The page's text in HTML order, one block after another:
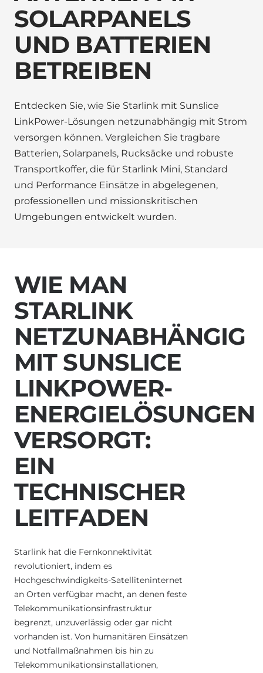
SOLARPANELS
UND BATTERIEN
BETREIBEN
Entdecken Sie, wie Sie Starlink mit Sunslice
LinkPower-Lösungen netzunabhängig mit Strom
versorgen können. Vergleichen Sie tragbare
Batterien, Solarpanels, Rucksäcke und robuste
Transportkoffer, die für Starlink Mini, Standard
und Performance Einsätze in abgelegenen,
professionellen und missionskritischen
Umgebungen entwickelt wurden.
WIE MAN
STARLINK
NETZUNABHÄNGIG
MIT SUNSLICE
LINKPOWER-
ENERGIELÖSUNGEN
VERSORGT:
EIN
TECHNISCHER
LEITFADEN
Starlink hat die Fernkonnektivität
revolutioniert, indem es
Hochgeschwindigkeits-Satelliteninternet
an Orten verfügbar macht, an denen feste
Telekommunikationsinfrastruktur
begrenzt, unzuverlässig oder gar nicht
vorhanden ist. Von humanitären Einsätzen
und Notfallmaßnahmen bis hin zu
Telekommunikationsinstallationen,